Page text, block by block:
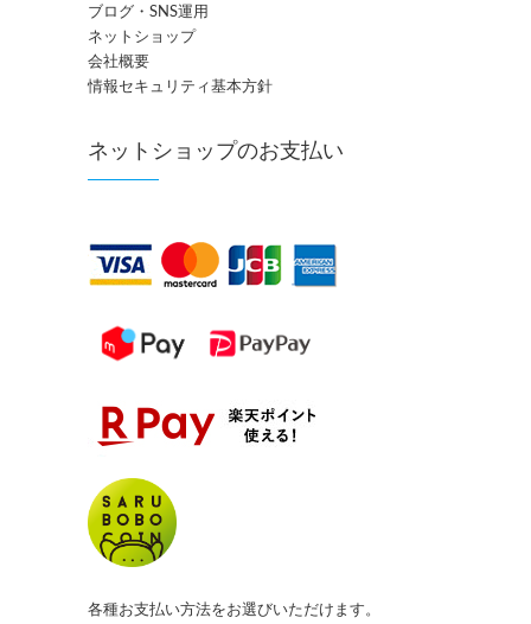
ブログ・SNS運用
ネットショップ
会社概要
情報セキュリティ基本方針
ネットショップのお支払い
各種お支払い方法をお選びいただけます。